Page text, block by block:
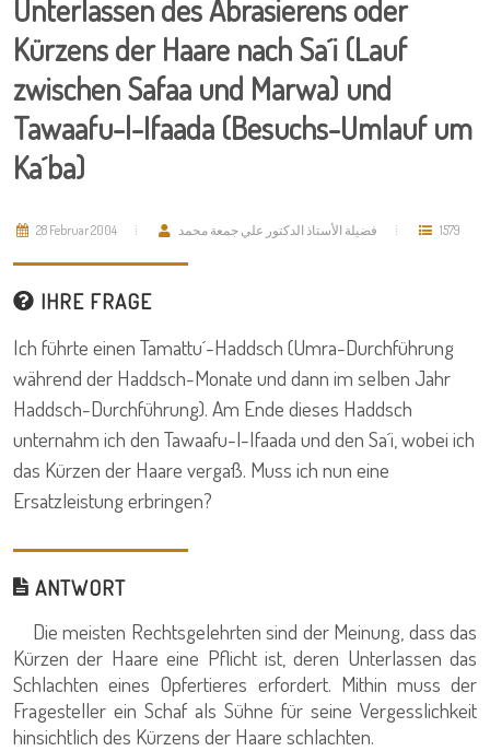
Unterlassen des Abrasierens oder
Kürzens der Haare nach Sa´i (Lauf
zwischen Safaa und Marwa) und
Tawaafu-l-Ifaada (Besuchs-Umlauf um
Ka´ba)
28 Februar 2004 فضيلة الأستاذ الدكتور علي جمعة محمد 1579
IHRE FRAGE
Ich führte einen Tamattu´-Haddsch (Umra-Durchführung
während der Haddsch-Monate und dann im selben Jahr
Haddsch-Durchführung). Am Ende dieses Haddsch
unternahm ich den Tawaafu-l-Ifaada und den Sa´i, wobei ich
das Kürzen der Haare vergaß. Muss ich nun eine
Ersatzleistung erbringen?
ANTWORT
Die meisten Rechtsgelehrten sind der Meinung, dass das
Kürzen der Haare eine Pflicht ist, deren Unterlassen das
Schlachten eines Opfertieres erfordert. Mithin muss der
Fragesteller ein Schaf als Sühne für seine Vergesslichkeit
hinsichtlich des Kürzens der Haare schlachten.